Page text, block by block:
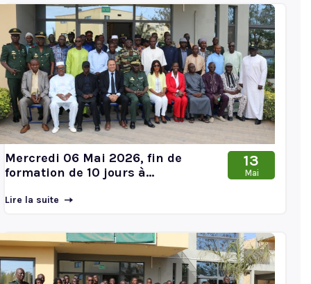
Mercredi 06 Mai 2026, fin de
formation de 10 jours à...
13
Mai
Lire la suite